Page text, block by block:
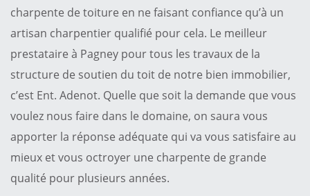
charpente de toiture en ne faisant confiance qu’à un
artisan charpentier qualifié pour cela. Le meilleur
prestataire à Pagney pour tous les travaux de la
structure de soutien du toit de notre bien immobilier,
c’est Ent. Adenot. Quelle que soit la demande que vous
voulez nous faire dans le domaine, on saura vous
apporter la réponse adéquate qui va vous satisfaire au
mieux et vous octroyer une charpente de grande
qualité pour plusieurs années.